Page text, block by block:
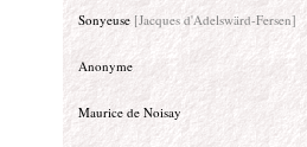
Sonyeuse [Jacques d'Adelswärd-Fersen]
Anonyme
Maurice de Noisay